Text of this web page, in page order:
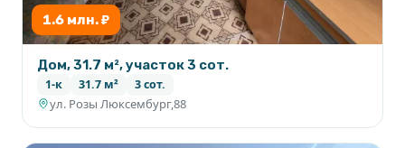
1.6 млн. ₽
Дом, 31.7 м², участок 3 сот.
1-к 31.7 м² 3 сот.
ул. Розы Люксембург,88